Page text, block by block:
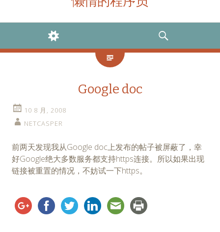
WIDGETS
SEARCH
Google doc
10 8 月, 2008
NETCASPER
前两天发现我从Google doc上发布的帖子被屏蔽了，幸
好Google绝大多数服务都支持https连接。所以如果出现
链接被重置的情况，不妨试一下https。